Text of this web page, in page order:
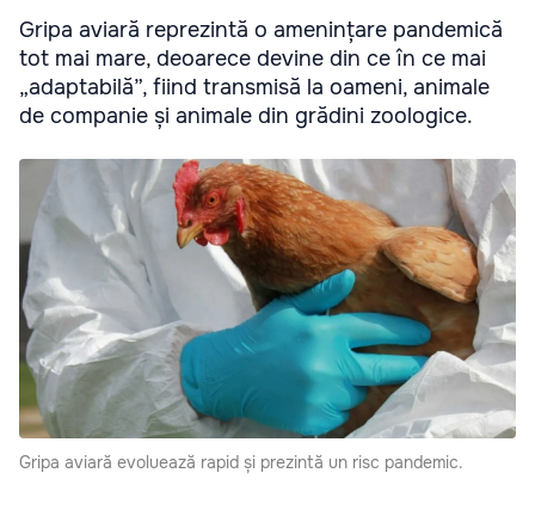
Gripa aviară reprezintă o amenințare pandemică
tot mai mare, deoarece devine din ce în ce mai
„adaptabilă”, fiind transmisă la oameni, animale
de companie și animale din grădini zoologice.
Gripa aviară evoluează rapid și prezintă un risc pandemic.